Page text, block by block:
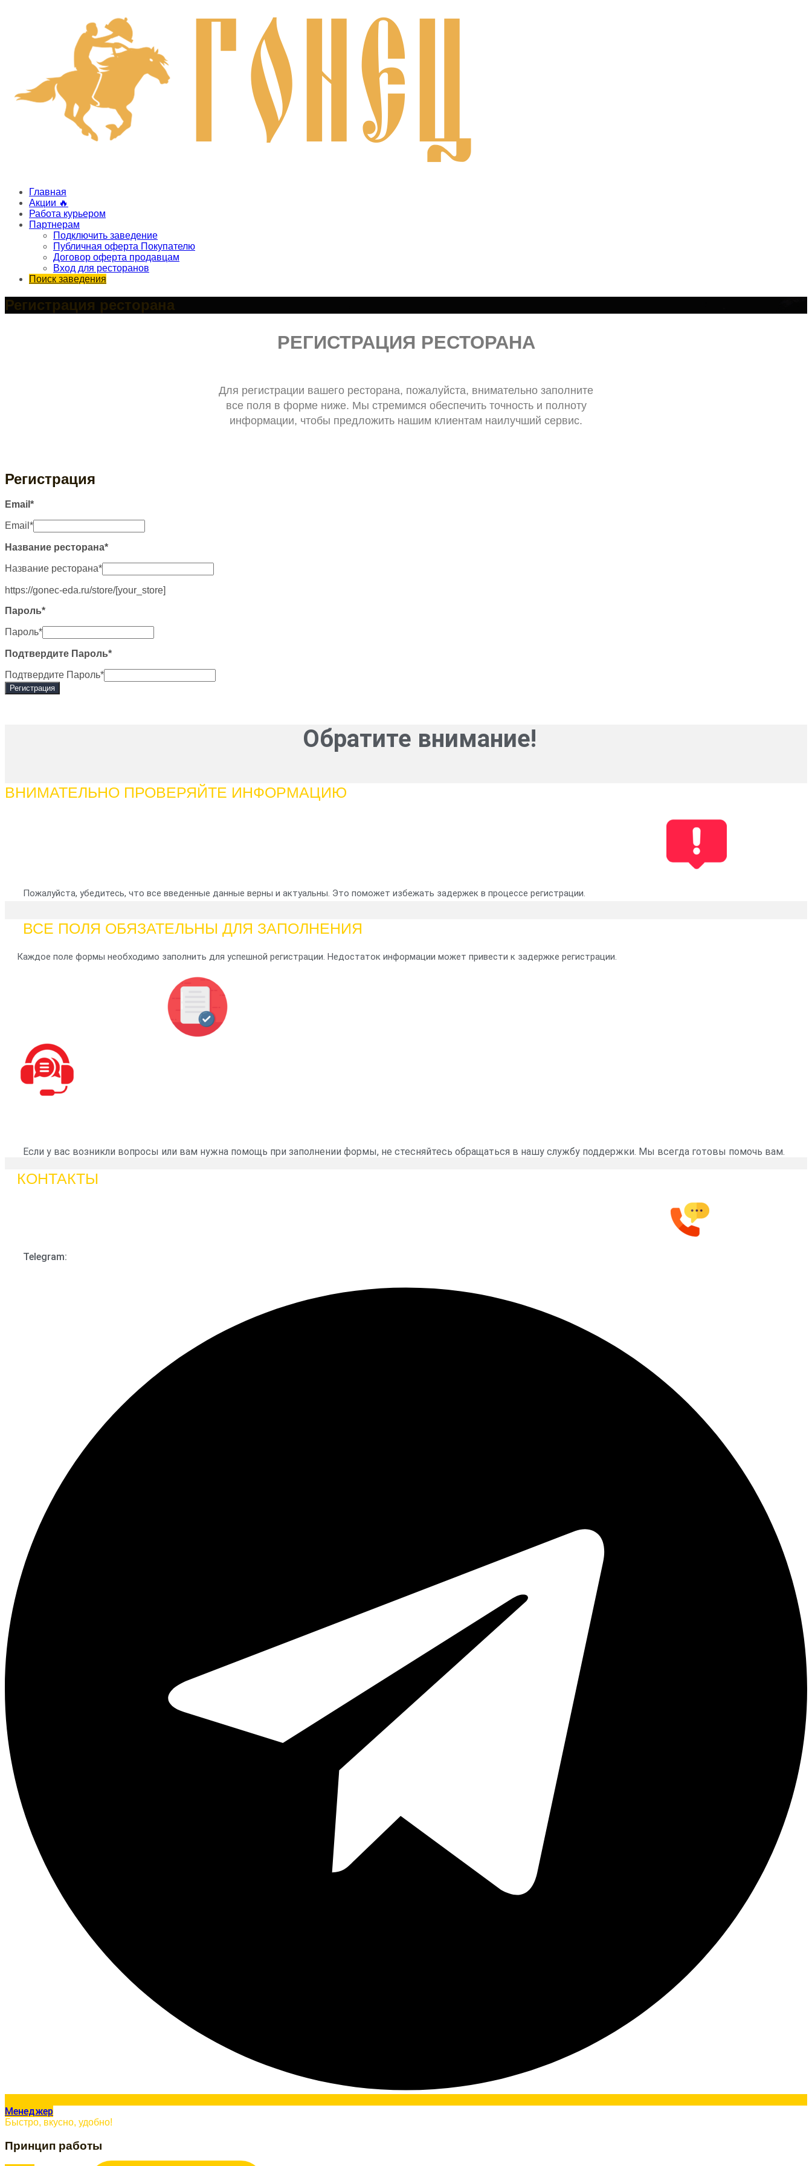
Главная
Акции 🔥
Работа курьером
Партнерам
Подключить заведение
Публичная оферта Покупателю
Договор оферта продавцам
Вход для ресторанов
Поиск заведения
Регистрация ресторана
РЕГИСТРАЦИЯ РЕСТОРАНА
Для регистрации вашего ресторана, пожалуйста, внимательно заполните
все поля в форме ниже. Мы стремимся обеспечить точность и полноту
информации, чтобы предложить нашим клиентам наилучший сервис.
Регистрация
Email *
Email *
Название ресторана*
Название ресторана*
https://gonec-eda.ru/store/ [your_store]
Пароль*
Пароль*
Подтвердите Пароль*
Подтвердите Пароль*
Обратите внимание!
ВНИМАТЕЛЬНО ПРОВЕРЯЙТЕ ИНФОРМАЦИЮ
Пожалуйста, убедитесь, что все введенные данные верны и актуальны. Это поможет избежать задержек в процессе регистрации.
ВСЕ ПОЛЯ ОБЯЗАТЕЛЬНЫ ДЛЯ ЗАПОЛНЕНИЯ
Каждое поле формы необходимо заполнить для успешной регистрации. Недостаток информации может привести к задержке регистрации.
Если у вас возникли вопросы или вам нужна помощь при заполнении формы, не стесняйтесь обращаться в нашу службу поддержки. Мы всегда готовы помочь вам.
КОНТАКТЫ
Telegram:
Менеджер
Быстро, вкусно, удобно!
Принцип работы